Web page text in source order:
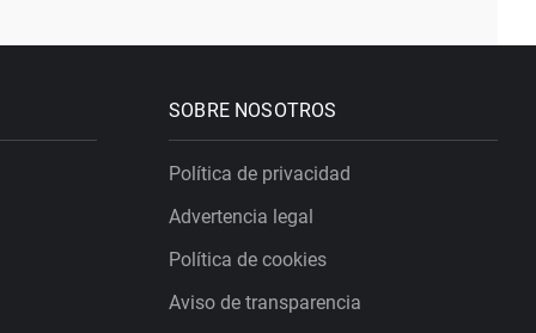
SOBRE NOSOTROS
Política de privacidad
Advertencia legal
Política de cookies
Aviso de transparencia